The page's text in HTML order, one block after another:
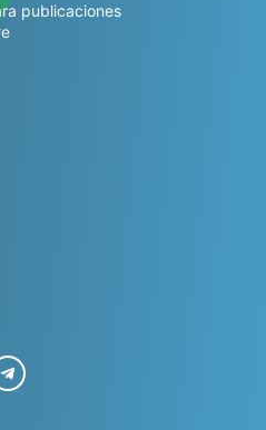
publicaciones